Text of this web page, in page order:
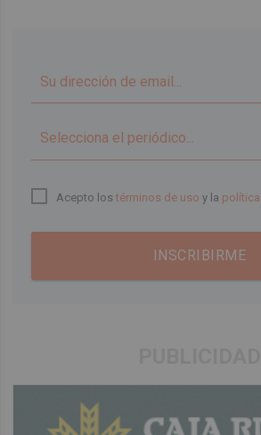
Acepto lostérminos de uso y la
INSCRIBIRME